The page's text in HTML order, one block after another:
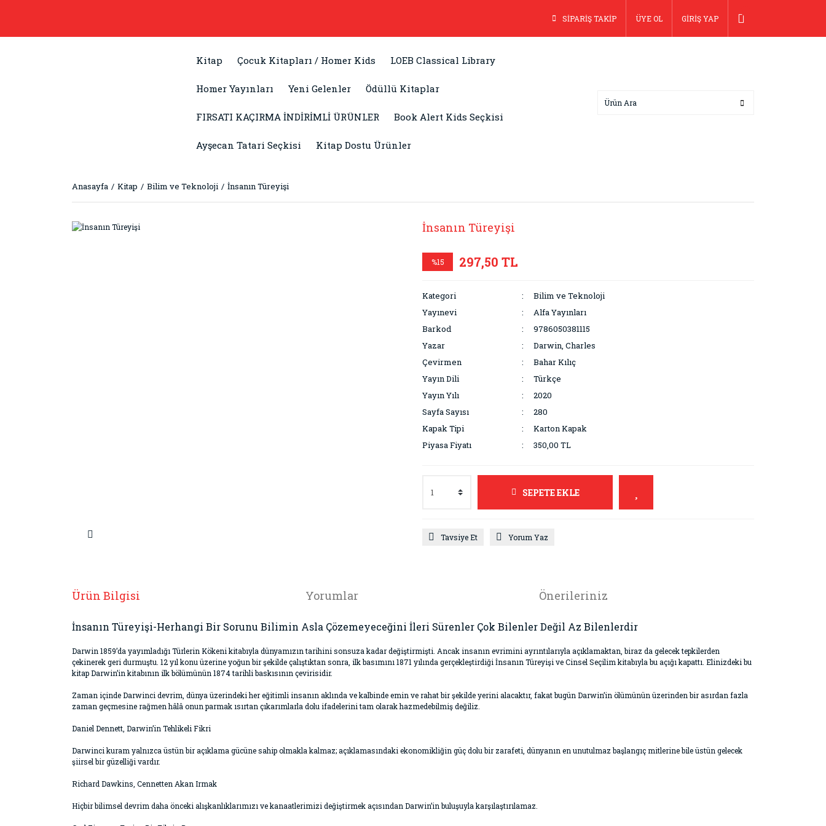
SİPARİŞ TAKİP ÜYE OL GİRİŞ YAP
Kitap Çocuk Kitapları / Homer Kids LOEB Classical Library
Homer Yayınları Yeni Gelenler Ödüllü Kitaplar
FIRSATI KAÇIRMA İNDİRİMLİ ÜRÜNLER Book Alert Kids Seçkisi
Ayşecan Tatari Seçkisi Kitap Dostu Ürünler
Anasayfa Kitap Bilim ve Teknoloji İnsanın Türeyişi
İnsanın Türeyişi
%15 297,50 TL
Kategori
Bilim ve Teknoloji
Yayınevi
Alfa Yayınları
Barkod
9786050381115
Yazar
Darwin, Charles
Çevirmen
Bahar Kılıç
Yayın Dili
Türkçe
Yayın Yılı
2020
Sayfa Sayısı
280
Kapak Tipi
Karton Kapak
Piyasa Fiyatı
350,00 TL
SEPETE EKLE
Tavsiye Et Yorum Yaz
Ürün Bilgisi Yorumlar Önerileriniz
İnsanın Türeyişi-Herhangi Bir Sorunu Bilimin Asla Çözemeyeceğini İleri Sürenler Çok Bilenler Değil Az Bilenlerdir
Darwin 1859’da yayımladığı Türlerin Kökeni kitabıyla dünyamızın tarihini sonsuza kadar değiştirmişti. Ancak insanın evrimini ayrıntılarıyla açıklamaktan, biraz da gelecek tepkilerden
çekinerek geri durmuştu. 12 yıl konu üzerine yoğun bir şekilde çalıştıktan sonra, ilk basımını 1871 yılında gerçekleştirdiği İnsanın Türeyişi ve Cinsel Seçilim kitabıyla bu açığı kapattı. Elinizdeki bu
kitap Darwin’in kitabının ilk bölümünün 1874 tarihli baskısının çevirisidir.
Zaman içinde Darwinci devrim, dünya üzerindeki her eğitimli insanın aklında ve kalbinde emin ve rahat bir şekilde yerini alacaktır, fakat bugün Darwin’in ölümünün üzerinden bir asırdan fazla
zaman geçmesine rağmen hâlâ onun parmak ısırtan çıkarımlarla dolu ifadelerini tam olarak hazmedebilmiş değiliz.
Daniel Dennett, Darwin’in Tehlikeli Fikri
Darwinci kuram yalnızca üstün bir açıklama gücüne sahip olmakla kalmaz; açıklamasındaki ekonomikliğin güç dolu bir zarafeti, dünyanın en unutulmaz başlangıç mitlerine bile üstün gelecek
şiirsel bir güzelliği vardır.
Richard Dawkins, Cennetten Akan Irmak
Hiçbir bilimsel devrim daha önceki alışkanlıklarımızı ve kanaatlerimizi değiştirmek açısından Darwin’in buluşuyla karşılaştırılamaz.